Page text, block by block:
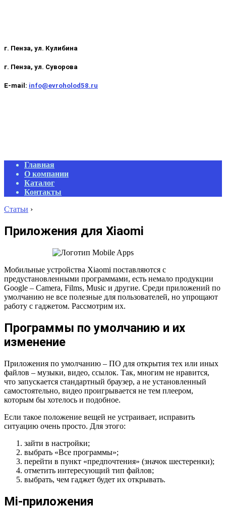
г. Пенза, ул. Кулибина
г. Пенза, ул. Суворова
E-mail: info@evroholod58.ru
Primary
Navigation
Menu
Главная
О компании
Каталог
Контакты
Статьи ›
Приложения для Xiaomi
Мобильные устройства Xiaomi поставляются с
предустановленными программами, есть немало продукции
Google – Camera, Films, Music и другие. Среди приложений по
умолчанию не все полезные для пользователей, но упрощают
работу с гаджетом. Рассмотрим их.
Программы по умолчанию и их
изменение
Приложения по умолчанию – ПО для открытия тех или иных
файлов – музыки, видео, ссылок. Так, многим не нравится,
что запускается стандартный браузер, а не установленный
самостоятельно, видео проигрывается не тем плеером,
которым бы хотелось и подобное.
Если такое положение вещей не устраивает, исправить
ситуацию очень просто. Для этого:
зайти в настройки;
выбрать «Все программы»;
перейти в пункт «предпочтения» (значок шестеренки);
отметить интересующий тип файлов;
выбрать, чем гаджет будет их открывать.
Mi-приложения